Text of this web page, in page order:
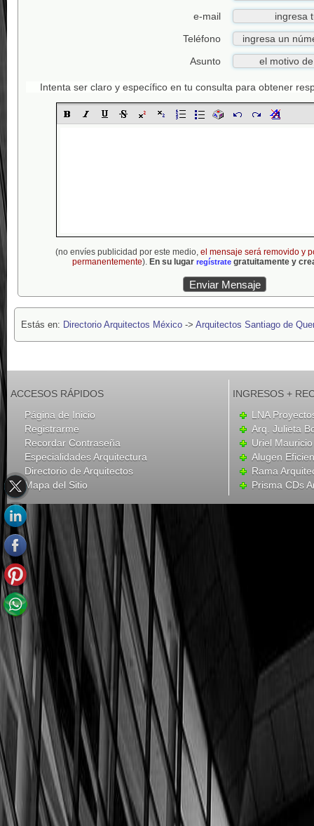
e-mail
Teléfono
Asunto
Intenta ser claro y específico en tu consulta para obtener
(no envíes publicidad por este medio, el mensaje será removido y
permanentemente). En su lugar regístrategratuitamente y
Estás en: Directorio Arquitectos México -> Arquitectos Santiago de
ACCESOS RÁPIDOS
Página de Inicio
Registrarme
Recordar Contraseña
Especialidades Arquitectura
Directorio de Arquitectos
Mapa del Sitio
INGRESOS +
LNA
Arq. Julieta
Uriel
Alugen
Rama
Prisma CDs